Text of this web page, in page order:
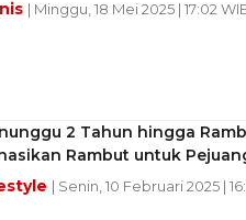
| Minggu, 18 Mei 2025 | 17:02
2 Tahun hingga
Rambut untuk
| Senin, 10 Februari 2025 |